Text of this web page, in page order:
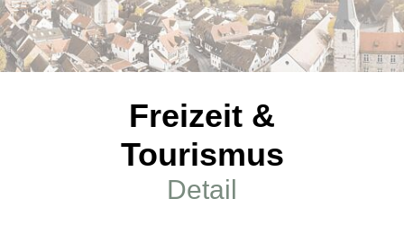
Freizeit &
Tourismus
Detail